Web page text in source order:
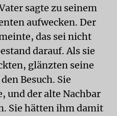
sagte zu seinem
aufwecken. Der
das sei nicht
darauf. Als sie
glänzten seine
Besuch. Sie
und der alte Nachbar
Sie hätten ihm damit